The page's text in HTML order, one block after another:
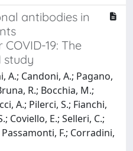
antibodies in
19: The
study
A.; Candoni, A.; Pagano,
R.; Bocchia, M.;
A.; Pilerci, S.; Fianchi,
Coviello, E.; Selleri, C.;
Passamonti, F.; Corradini,